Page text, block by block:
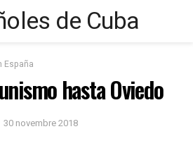
España
hasta Oviedo
30 novembre 2018